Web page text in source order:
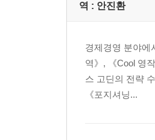
역 : 안진환
경제경영 분야에
역》, 《Cool 영
스 고딘의 전략
《포지셔닝...